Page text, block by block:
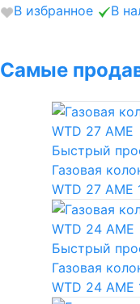
В избранное
В
Самые
Быстрый
Газовая
WTD 27 AME
Быстрый
Газовая
WTD 24 AME